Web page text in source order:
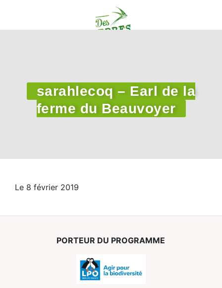
sarahlecoq – Earl de la
ferme du Beauvoyer
Le 8 février 2019
PORTEUR DU PROGRAMME